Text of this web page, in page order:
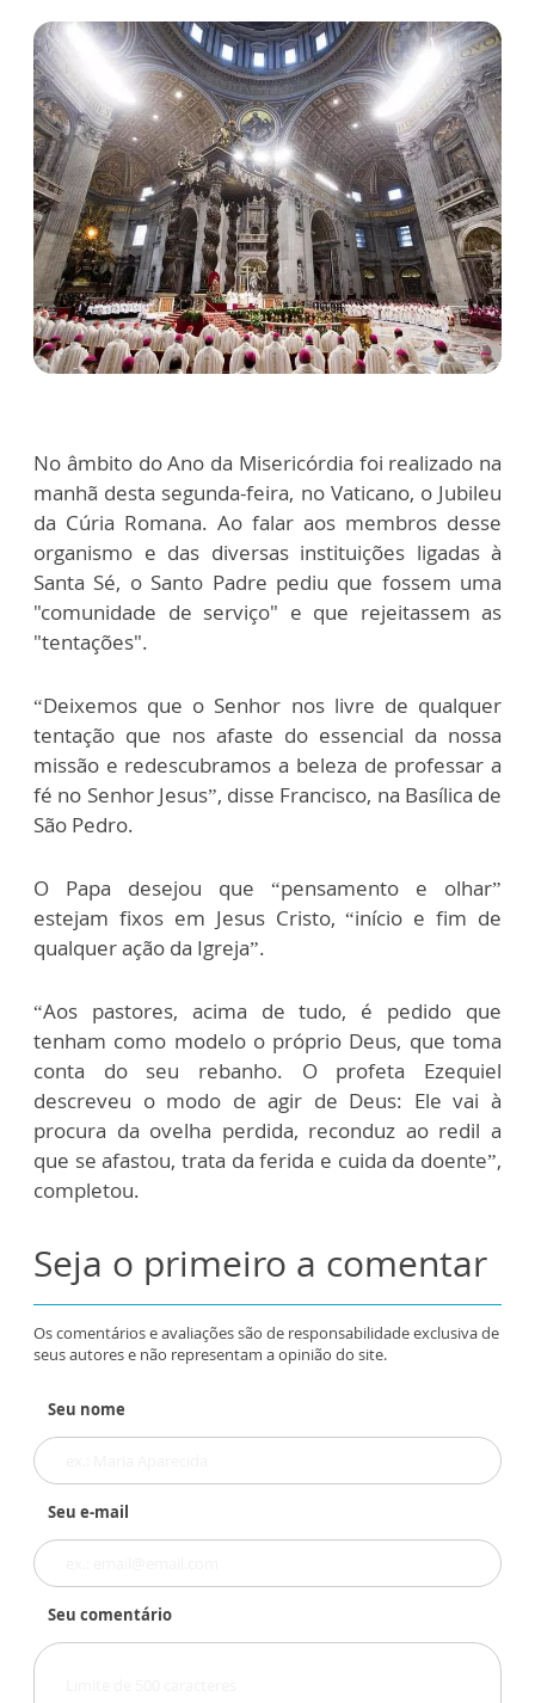
No âmbito do Ano da Misericórdia foi realizado na
manhã desta segunda-feira, no Vaticano, o Jubileu
da Cúria Romana. Ao falar aos membros desse
organismo e das diversas instituições ligadas à
Santa Sé, o Santo Padre pediu que fossem uma
"comunidade de serviço" e que rejeitassem as
"tentações".
“Deixemos que o Senhor nos livre de qualquer
tentação que nos afaste do essencial da nossa
missão e redescubramos a beleza de professar a
fé no Senhor Jesus”, disse Francisco, na Basílica de
São Pedro.
O Papa desejou que “pensamento e olhar”
estejam fixos em Jesus Cristo, “início e fim de
qualquer ação da Igreja”.
“Aos pastores, acima de tudo, é pedido que
tenham como modelo o próprio Deus, que toma
conta do seu rebanho. O profeta Ezequiel
descreveu o modo de agir de Deus: Ele vai à
procura da ovelha perdida, reconduz ao redil a
que se afastou, trata da ferida e cuida da doente”,
completou.
Seja o primeiro a comentar
Os comentários e avaliações são de responsabilidade exclusiva de
seus autores e não representam a opinião do site.
Seu nome
Seu e-mail
Seu comentário